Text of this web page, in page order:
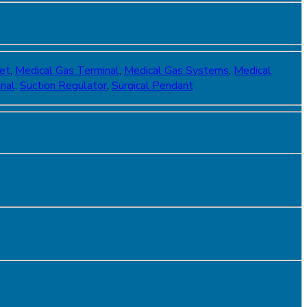
, Medical Gas Terminal, Medical Gas Systems, Medical
Suction Regulator, Surgical Pendant